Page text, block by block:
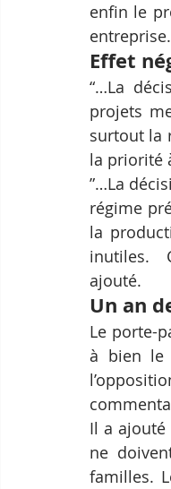
enfin le
entreprise.
Effet
“…La
projets
surtout la
la priorité
”…La
régime
la
inutiles.
ajouté.
Un an
Le porte-
à bien le
Il a
ne
familles.